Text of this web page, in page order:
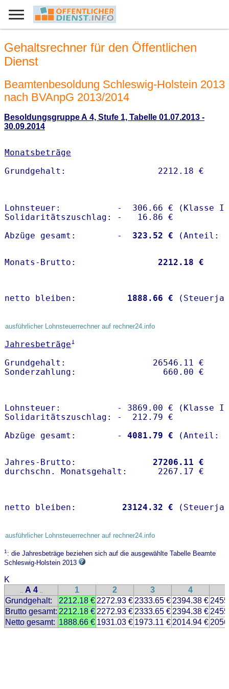
Gehaltsrechner für den Öffentlichen
Dienst
Beamtenbesoldung Schleswig-Holstein 2013
nach BVAnpG 2013/2014
Besoldungsgruppe A 4, Stufe 1, Tabelle 01.07.2013 -
30.09.2014
Monatsbeträge
Lohnsteuer:           -  306.66 € (Klasse I)
Solidaritätszuschlag: -   16.86 €
Abzüge gesamt:        -
  323.52 €
Monats-Brutto: 2212.18 €
netto bleiben: 1888.66 €
ausführlicher Lohnsteuerrechner auf rechner24.info
Jahresbeträge1
Grundgehalt:                 26546.11 €
Lohnsteuer:           - 3869.00 € (Klasse I)
Solidaritätszuschlag: -  212.79 €
Abzüge gesamt:        -
4081.79 €
Jahres-Brutto: 27206.11 €
netto bleiben: 23124.32 €
ausführlicher Lohnsteuerrechner auf rechner24.info
1: die Jahresbeträge beziehen sich auf die ausgewählte Tabelle Beamte
Schleswig-Holstein 2013
K
.. A 4 .. 1 2 3 4
Grundgehalt:
2212.18 € 2272.93 € 2333.65 € 2394.38 €
Brutto gesamt: 2212.18 € 2272.93 € 2333.65 € 2394.38 €
Netto gesamt: 1888.66 € 1931.03 € 1973.11 € 2014.94 €